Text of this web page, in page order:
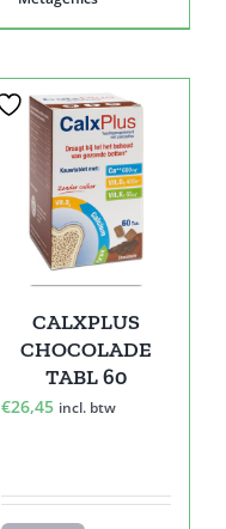
CALXPLUS
CHOCOLADE
TABL 60
€26,45 incl. btw